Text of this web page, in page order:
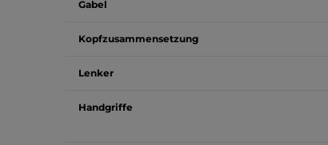
Gabel
Kopfzusammensetzung
Lenker
Handgriffe